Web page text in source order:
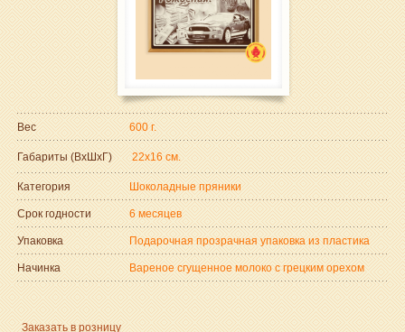
Вес 600 г.
Габариты (ВxШxГ) 22x16 см.
Категория Шоколадные пряники
Срок годности 6 месяцев
Упаковка Подарочная прозрачная упаковка из пластика
Начинка Вареное сгущенное молоко с грецким орехом
Заказать в розницу